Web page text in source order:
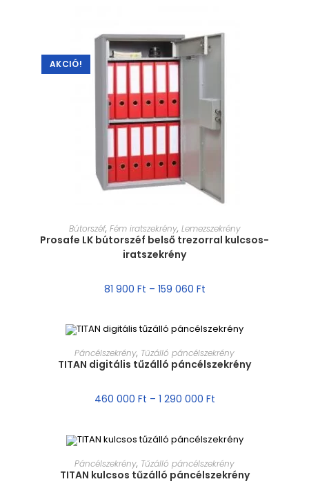
AKCIÓ!
MÉRET VÁLASZTÁSA
Bútorszéf, Fém iratszekrény, Lemezszekrény
Prosafe LK bútorszéf belső trezorral kulcsos-
iratszekrény
81 900 Ft – 159 060 Ft
MÉRET VÁLASZTÁSA
Páncélszekrény, Tűzálló páncélszekrény
TITAN digitális tűzálló páncélszekrény
460 000 Ft – 1 290 000 Ft
MÉRET VÁLASZTÁSA
Páncélszekrény, Tűzálló páncélszekrény
TITAN kulcsos tűzálló páncélszekrény